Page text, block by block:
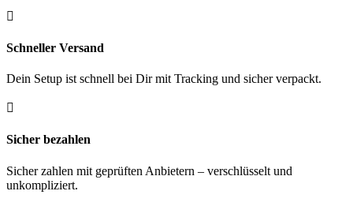

Schneller Versand
Dein Setup ist schnell bei Dir mit Tracking und sicher verpackt.

Sicher bezahlen
Sicher zahlen mit geprüften Anbietern – verschlüsselt und
unkompliziert.